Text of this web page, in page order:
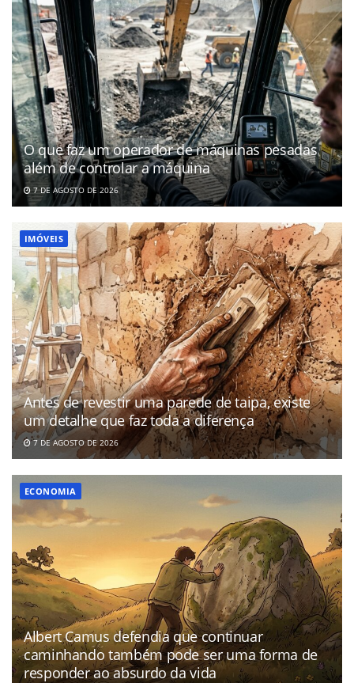
O que faz um operador de máquinas pesadas
além de controlar a máquina
7 DE AGOSTO DE 2026
IMÓVEIS
Antes de revestir uma parede de taipa, existe
um detalhe que faz toda a diferença
7 DE AGOSTO DE 2026
ECONOMIA
Albert Camus defendia que continuar
caminhando também pode ser uma forma de
responder ao absurdo da vida